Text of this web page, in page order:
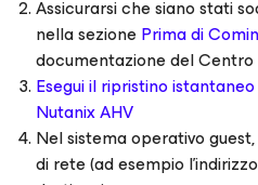
Assicurarsi che siano stati
nella sezione Prima di
documentazione del Centro
Esegui il ripristino
Nutanix AHV
Nel sistema operativo
di rete (ad esempio